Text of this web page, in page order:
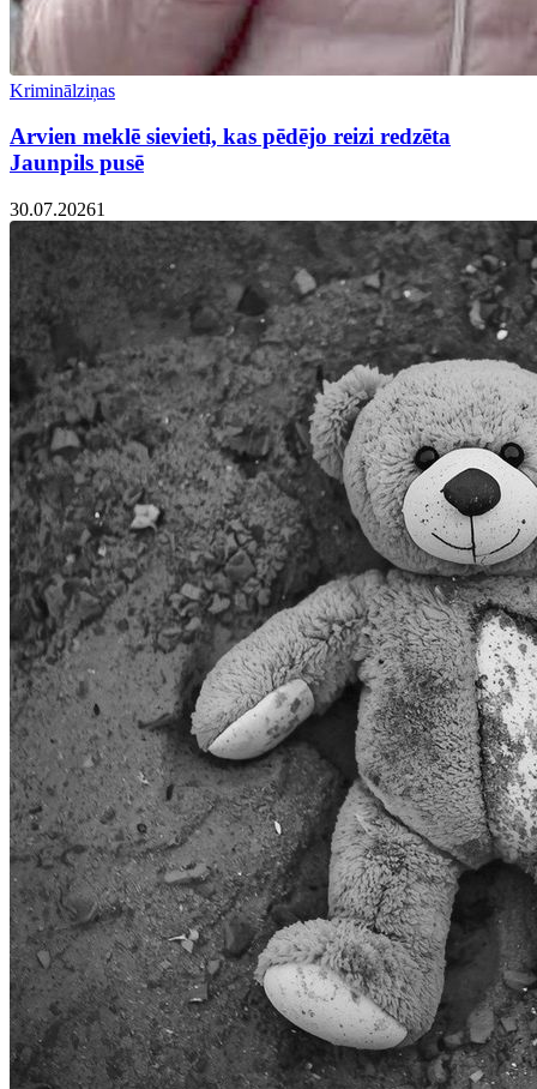
Kriminālziņas
Arvien meklē sievieti, kas pēdējo reizi redzēta
Jaunpils pusē
30.07.20261